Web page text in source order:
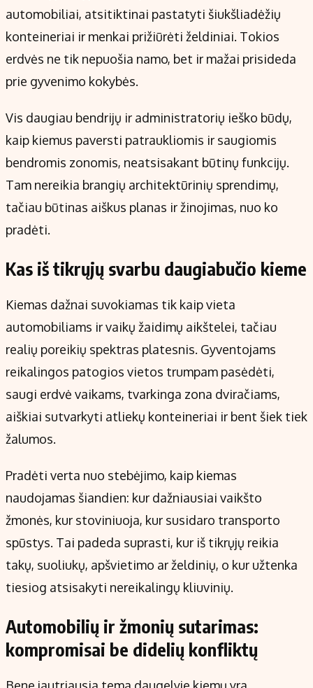
Regionų naujienos
Indėlių palūkanos
automobiliai, atsitiktinai pastatyti šiukšliadėžių
konteineriai ir menkai prižiūrėti želdiniai. Tokios
erdvės ne tik nepuošia namo, bet ir mažai prisideda
prie gyvenimo kokybės.
Vis daugiau bendrijų ir administratorių ieško būdų,
kaip kiemus paversti patraukliomis ir saugiomis
bendromis zonomis, neatsisakant būtinų funkcijų.
Tam nereikia brangių architektūrinių sprendimų,
tačiau būtinas aiškus planas ir žinojimas, nuo ko
pradėti.
Kas iš tikrųjų svarbu daugiabučio kieme
Kiemas dažnai suvokiamas tik kaip vieta
automobiliams ir vaikų žaidimų aikštelei, tačiau
realių poreikių spektras platesnis. Gyventojams
reikalingos patogios vietos trumpam pasėdėti,
saugi erdvė vaikams, tvarkinga zona dviračiams,
aiškiai sutvarkyti atliekų konteineriai ir bent šiek tiek
žalumos.
Pradėti verta nuo stebėjimo, kaip kiemas
naudojamas šiandien: kur dažniausiai vaikšto
žmonės, kur stoviniuoja, kur susidaro transporto
spūstys. Tai padeda suprasti, kur iš tikrųjų reikia
takų, suoliukų, apšvietimo ar želdinių, o kur užtenka
tiesiog atsisakyti nereikalingų kliuvinių.
Automobilių ir žmonių sutarimas:
kompromisai be didelių konfliktų